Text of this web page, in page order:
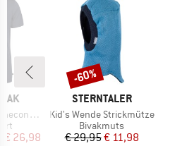
II T-Shirt
prijs
€ 26,98
MERK
STERNTALER
Artikel
Kid's Wende Strickmütze
Productgroep
Bivakmuts
Prijs
€ 29,95Verlaagde prijs
€ 11,98
Korting
-60%